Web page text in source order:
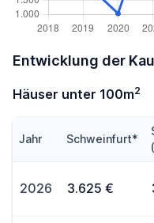
Entwicklung der
Häuser unter 100m2
Jahr Schweinfurt*
2026 3.625 €